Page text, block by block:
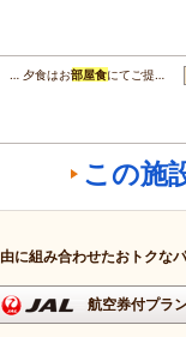
… 夕食はお部屋食にてご提…
この施
に組み合わせたおトクな
航空券付プラ